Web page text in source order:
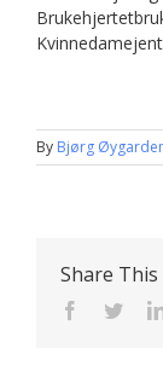
By Bjørg
Share
Facebook